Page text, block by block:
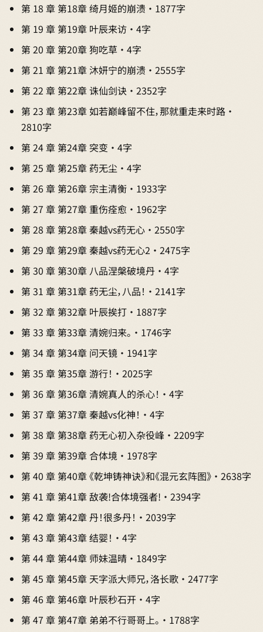
第 18 章 第18章 绮月姬的崩溃 · 1877字
第 19 章 第19章 叶辰来访 · 4字
第 20 章 第20章 狗吃草 · 4字
第 21 章 第21章 沐妍宁的崩溃 · 2555字
第 22 章 第22章 诛仙剑诀 · 2352字
第 23 章 第23章 如若巅峰留不住，那就重走来时路 ·
2810字
第 24 章 第24章 突变 · 4字
第 25 章 第25章 药无尘 · 4字
第 26 章 第26章 宗主清衡 · 1933字
第 27 章 第27章 重伤痊愈 · 1962字
第 28 章 第28章 秦越vs药无心 · 2550字
第 29 章 第29章 秦越vs药无心2 · 2475字
第 30 章 第30章 八品涅槃破境丹 · 4字
第 31 章 第31章 药无尘，八品！ · 2141字
第 32 章 第32章 叶辰挨打 · 1887字
第 33 章 第33章 清婉归来。 · 1746字
第 34 章 第34章 问天镜 · 1941字
第 35 章 第35章 游行！ · 2025字
第 36 章 第36章 清婉真人的杀心！ · 4字
第 37 章 第37章 秦越vs化神！ · 4字
第 38 章 第38章 药无心初入杂役峰 · 2209字
第 39 章 第39章 合体境 · 1978字
第 40 章 第40章 《乾坤铸神诀》和《混元玄阵图》 · 2638字
第 41 章 第41章 敌袭!合体境强者! · 2394字
第 42 章 第42章 丹！很多丹！ · 2039字
第 43 章 第43章 结婴！ · 4字
第 44 章 第44章 师妹温晴 · 1849字
第 45 章 第45章 天字派大师兄，洛长歌 · 2477字
第 46 章 第46章 叶辰秒石开 · 4字
第 47 章 第47章 弟弟不行哥哥上。 · 1788字